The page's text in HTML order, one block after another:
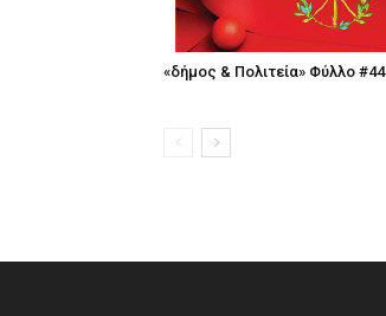
«δήμος & Πολιτεία» Φύλλο #44